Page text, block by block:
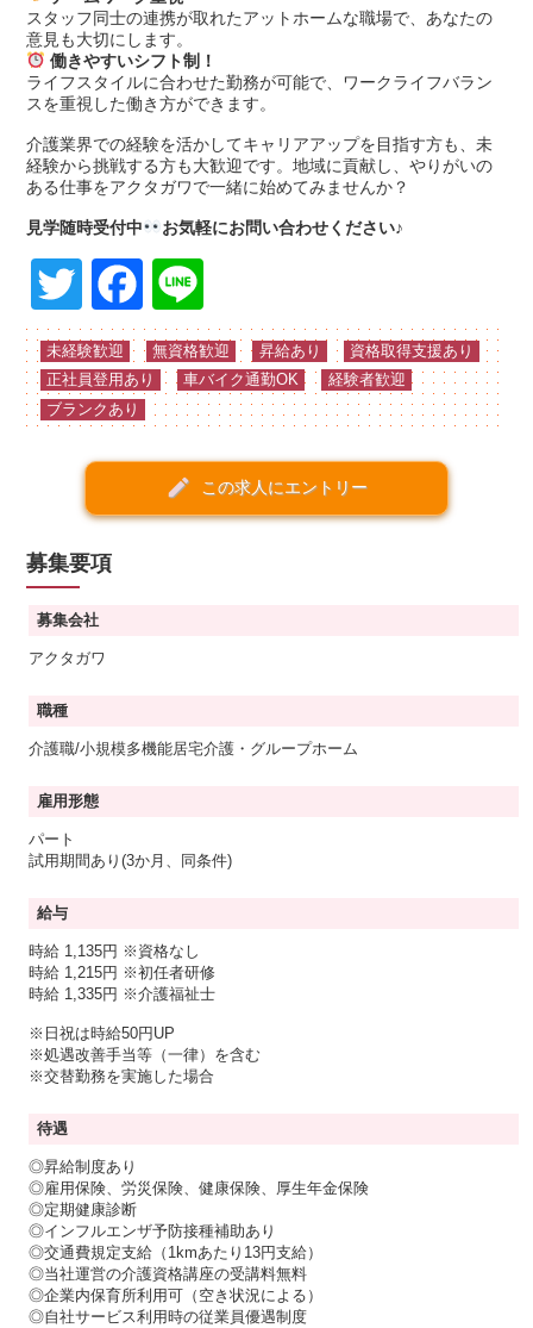
スタッフ同士の連携が取れたアットホームな職場で、あなたの
意見も大切にします。
働きやすいシフト制！
ライフスタイルに合わせた勤務が可能で、ワークライフバラン
スを重視した働き方ができます。
介護業界での経験を活かしてキャリアアップを目指す方も、未
経験から挑戦する方も大歓迎です。地域に貢献し、やりがいの
ある仕事をアクタガワで一緒に始めてみませんか？
見学随時受付中 お気軽にお問い合わせください♪
TwitterFacebook
未経験歓迎 無資格歓迎 昇給あり
資格取得支援あり
正社員登用あり
車バイク通勤OK
経験者歓迎
ブランクあり
create この求人にエントリー
募集要項
募集会社
アクタガワ
職種
介護職/小規模多機能居宅介護・グループホーム
雇用形態
パート
試用期間あり(3か月、同条件)
給与
時給 1,135円 ※資格なし
時給 1,215円 ※初任者研修
時給 1,335円 ※介護福祉士
※日祝は時給50円UP
※処遇改善手当等（一律）を含む
※交替勤務を実施した場合
待遇
◎昇給制度あり
◎雇用保険、労災保険、健康保険、厚生年金保険
◎定期健康診断
◎インフルエンザ予防接種補助あり
◎交通費規定支給（1kmあたり13円支給）
◎当社運営の介護資格講座の受講料無料
◎企業内保育所利用可（空き状況による）
◎自社サービス利用時の従業員優遇制度